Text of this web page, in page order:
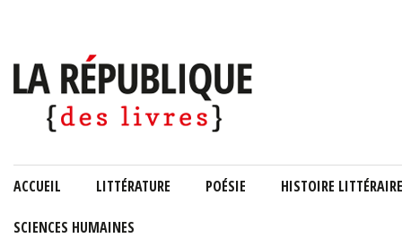
ACCUEIL LITTÉRATURE POÉSIE HISTOIRE LITTÉRAIRE
SCIENCES HUMAINES